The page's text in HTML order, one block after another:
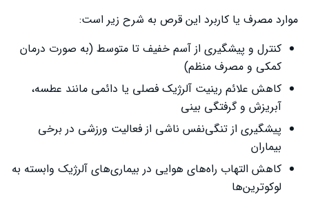
موارد مصرف یا کاربرد این قرص به شرح زیر است:
کنترل و پیشگیری از آسم خفیف تا متوسط (به صورت درمان
کمکی و مصرف منظم)
کاهش علائم رینیت آلرژیک فصلی یا دائمی مانند عطسه،
آبریزش و گرفتگی بینی
پیشگیری از تنگی‌نفس ناشی از فعالیت ورزشی در برخی
بیماران
کاهش التهاب راه‌های هوایی در بیماری‌های آلرژیک وابسته به
لوکوترین‌ها